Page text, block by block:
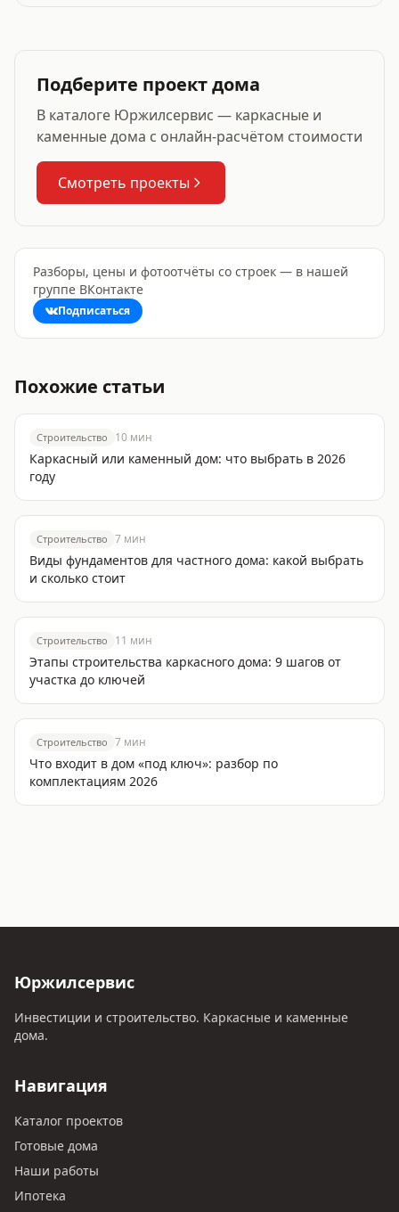
Подберите проект дома
В каталоге Юржилсервис — каркасные и
каменные дома с онлайн-расчётом стоимости
Смотреть проекты
Разборы, цены и фотоотчёты со строек — в нашей
группе ВКонтакте
Подписаться
Похожие статьи
Строительство 10 мин
Каркасный или каменный дом: что выбрать в 2026
году
Строительство 7 мин
Виды фундаментов для частного дома: какой выбрать
и сколько стоит
Строительство 11 мин
Этапы строительства каркасного дома: 9 шагов от
участка до ключей
Строительство 7 мин
Что входит в дом «под ключ»: разбор по
комплектациям 2026
Юржилсервис
Инвестиции и строительство. Каркасные и каменные
дома.
Навигация
Каталог проектов
Готовые дома
Наши работы
Ипотека